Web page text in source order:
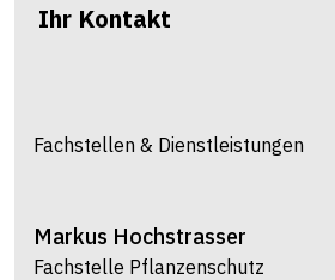
Ihr Kontakt
Fachstellen & Dienstleistungen
Markus Hochstrasser
Fachstelle Pflanzenschutz